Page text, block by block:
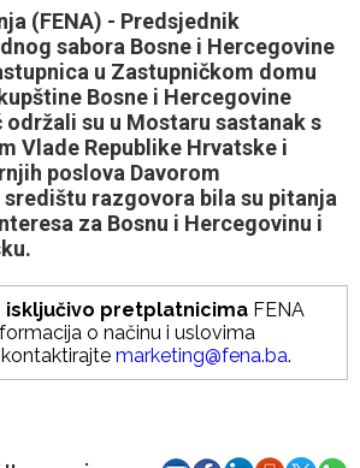
(FENA) - Predsjednik
sabora Bosne i Hercegovine
u Zastupničkom domu
Bosne i Hercegovine
održali su u Mostaru sastanak s
Vlade Republike Hrvatske i
poslova Davorom
središtu razgovora bila su pitanja
za Bosnu i Hercegovinu i
isključivo pretplatnicima FENA
o načinu i uslovima
marketing@fena.ba.